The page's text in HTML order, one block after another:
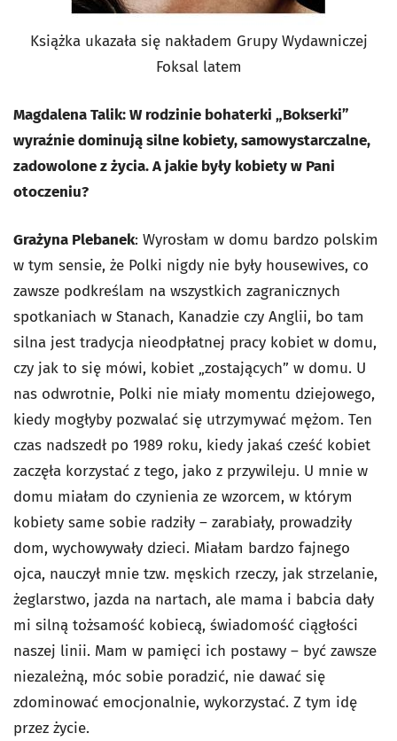
Książka ukazała się nakładem Grupy Wydawniczej
Foksal latem
Magdalena Talik: W rodzinie bohaterki „Bokserki”
wyraźnie dominują silne kobiety, samowystarczalne,
zadowolone z życia. A jakie były kobiety w Pani
otoczeniu?
Grażyna Plebanek: Wyrosłam w domu bardzo polskim
w tym sensie, że Polki nigdy nie były housewives, co
zawsze podkreślam na wszystkich zagranicznych
spotkaniach w Stanach, Kanadzie czy Anglii, bo tam
silna jest tradycja nieodpłatnej pracy kobiet w domu,
czy jak to się mówi, kobiet „zostających” w domu. U
nas odwrotnie, Polki nie miały momentu dziejowego,
kiedy mogłyby pozwalać się utrzymywać mężom. Ten
czas nadszedł po 1989 roku, kiedy jakaś cześć kobiet
zaczęła korzystać z tego, jako z przywileju. U mnie w
domu miałam do czynienia ze wzorcem, w którym
kobiety same sobie radziły – zarabiały, prowadziły
dom, wychowywały dzieci. Miałam bardzo fajnego
ojca, nauczył mnie tzw. męskich rzeczy, jak strzelanie,
żeglarstwo, jazda na nartach, ale mama i babcia dały
mi silną tożsamość kobiecą, świadomość ciągłości
naszej linii. Mam w pamięci ich postawy – być zawsze
niezależną, móc sobie poradzić, nie dawać się
zdominować emocjonalnie, wykorzystać. Z tym idę
przez życie.